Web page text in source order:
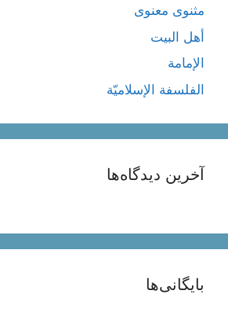
مثنوی معنوی
أهل البيت
الإمامة
الفلسفة الإسلاميّة
آخرین دیدگاه‌ها
بایگانی‌ها